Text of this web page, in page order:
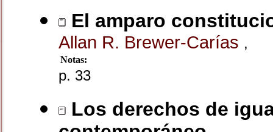
El amparo
Allan R. Brewer-Carías ,
Notas:
p. 33
Los derechos de